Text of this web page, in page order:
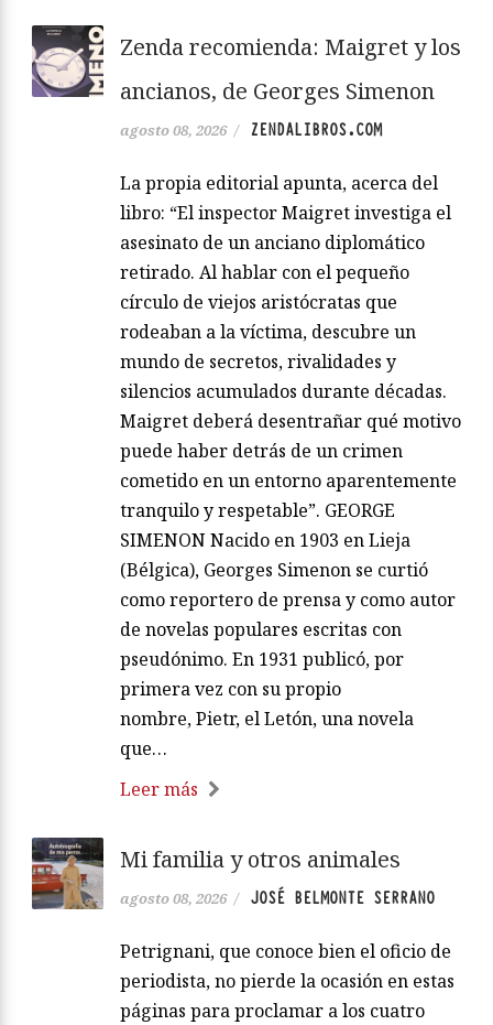
Zenda recomienda: Maigret y los
ancianos, de Georges Simenon
agosto 08, 2026 / ZENDALIBROS.COM
La propia editorial apunta, acerca del
libro: “El inspector Maigret investiga el
asesinato de un anciano diplomático
retirado. Al hablar con el pequeño
círculo de viejos aristócratas que
rodeaban a la víctima, descubre un
mundo de secretos, rivalidades y
silencios acumulados durante décadas.
Maigret deberá desentrañar qué motivo
puede haber detrás de un crimen
cometido en un entorno aparentemente
tranquilo y respetable”. GEORGE
SIMENON Nacido en 1903 en Lieja
(Bélgica), Georges Simenon se curtió
como reportero de prensa y como autor
de novelas populares escritas con
pseudónimo. En 1931 publicó, por
primera vez con su propio
nombre, Pietr, el Letón, una novela
que…
Leer más
Mi familia y otros animales
agosto 08, 2026 / JOSÉ BELMONTE SERRANO
Petrignani, que conoce bien el oficio de
periodista, no pierde la ocasión en estas
páginas para proclamar a los cuatro